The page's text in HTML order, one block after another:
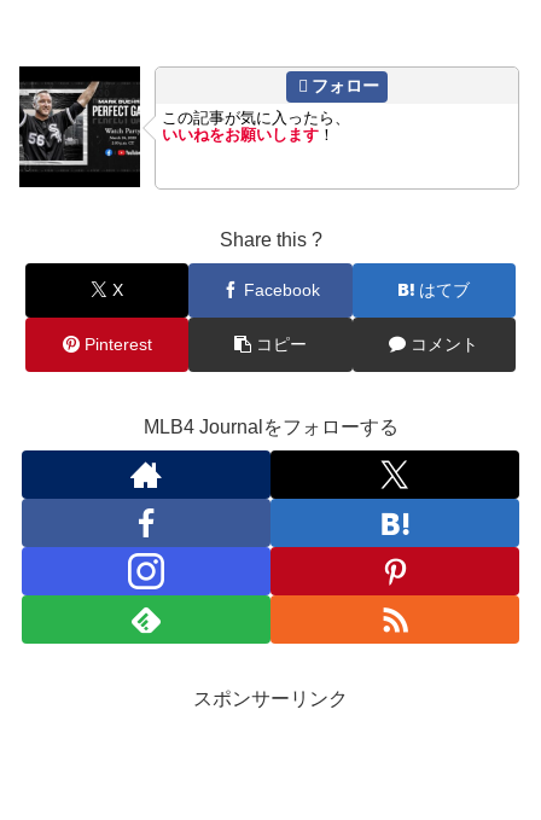
フォロー
この記事が気に入ったら、
いいねをお願いします ！
Share this ?
X Facebook はてブ
Pinterest コピー コメント
MLB4 Journalをフォローする
スポンサーリンク